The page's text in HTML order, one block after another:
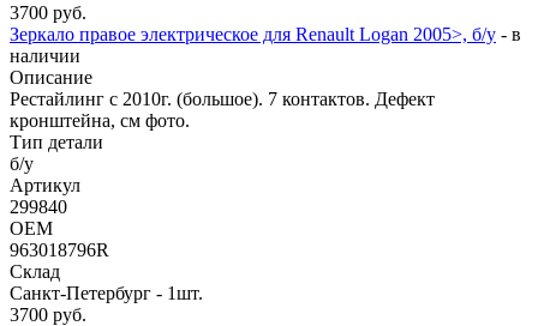
3700 руб.
Зеркало правое электрическое для Renault Logan 2005>, б/у - в
наличии
Описание
Рестайлинг с 2010г. (большое). 7 контактов. Дефект
кронштейна, см фото.
Тип детали
б/у
Артикул
299840
OEM
963018796R
Склад
Санкт-Петербург - 1шт.
3700 руб.